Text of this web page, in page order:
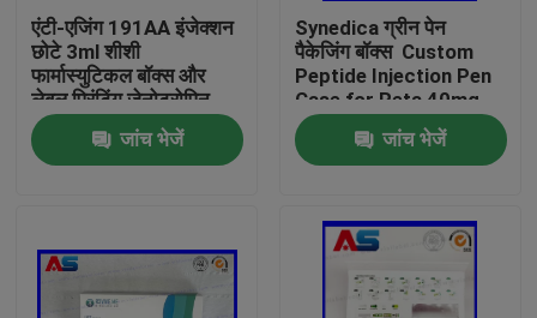
घर
हमारे बारे में
एंटी-एजिंग 191AA इंजेक्शन
छोटे 3ml शीशी
फार्मास्युटिकल बॉक्स और
लेबल प्रिंटिंग जेनोट्रोपिन
जांच भेजें
Synedica ग्रीन पेन
पैकेजिंग बॉक्स ️ Custom
Peptide Injection Pen
Case for Reta 40mg
पेप्टाइड इंजेक्शन पेन,
Synedica इंजेक्शन पेन
जांच भेजें